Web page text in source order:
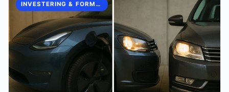
INVESTERING & FORMUEOPBYGNING